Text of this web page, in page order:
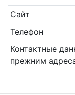
Сайт
Телефон
Контактные
прежним